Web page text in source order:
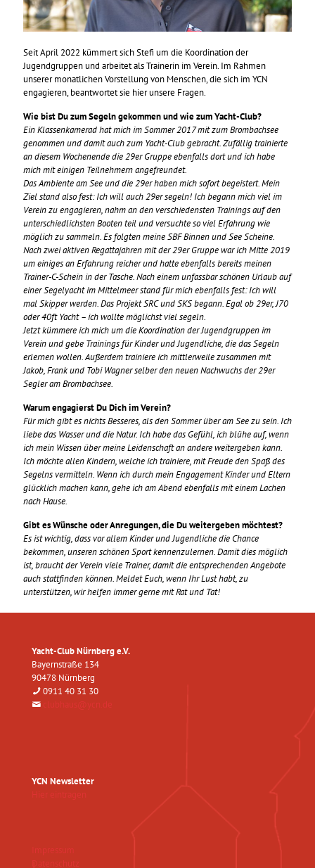
Seit April 2022 kümmert sich Stefi um die Koordination der
Jugendgruppen und arbeitet als Trainerin im Verein. Im Rahmen
unserer monatlichen Vorstellung von Menschen, die sich im YCN
engagieren, beantwortet sie hier unsere Fragen.
Wie bist Du zum Segeln gekommen und wie zum Yacht-Club?
Ein Klassenkamerad hat mich im Sommer 2017 mit zum Brombachsee
genommen und damit auch zum Yacht-Club gebracht. Zufällig trainierte
an diesem Wochenende die 29er Gruppe ebenfalls dort und ich habe
mich mit einigen Teilnehmern angefreundet.
Das Ambiente am See und die 29er haben mich sofort begeistert. Mein
Ziel stand also fest: Ich will auch 29er segeln! Ich begann mich viel im
Verein zu engagieren, nahm an den verschiedensten Trainings auf den
unterschiedlichsten Booten teil und versuchte so viel Erfahrung wie
möglich zu sammeln. Es folgten meine SBF Binnen und See Scheine.
Nach zwei aktiven Regattajahren mit der 29er Gruppe war ich Mitte 2019
um einiges an Erfahrung reicher und hatte ebenfalls bereits meinen
Trainer-C-Schein in der Tasche. Nach einem unfassbar schönen Urlaub auf
einer Segelyacht im Mittelmeer stand für mich ebenfalls fest: Ich will
mal Skipper werden. Das Projekt SRC und SKS begann. Egal ob 29er, J70
oder 40ft Yacht – ich wollte möglichst viel segeln.
Jetzt kümmere ich mich um die Koordination der Jugendgruppen im
Verein und gebe Trainings für Kinder und Jugendliche, die das Segeln
erlernen wollen. Außerdem trainiere ich mittlerweile zusammen mit
Jakob, Frank und Tobi Wagner selber den neuen Nachwuchs der 29er
Segler am Brombachsee.
Warum engagierst Du Dich im Verein?
Für mich gibt es nichts Besseres, als den Sommer über am See zu sein. Ich
liebe das Wasser und die Natur. Ich habe das Gefühl, ich blühe auf, wenn
ich mein Wissen über meine Leidenschaft an andere weitergeben kann.
Ich möchte allen Kindern, welche ich trainiere, mit Freude den Spaß des
Segelns vermitteln. Wenn ich durch mein Engagement Kinder und Eltern
glücklich machen kann, gehe ich am Abend ebenfalls mit einem Lachen
nach Hause.
Gibt es Wünsche oder Anregungen, die Du weitergeben möchtest?
Es ist wichtig, dass vor allem Kinder und Jugendliche die Chance
bekommen, unseren schönen Sport kennenzulernen. Damit dies möglich
ist, braucht der Verein viele Trainer, damit die entsprechenden Angebote
auch stattfinden können. Meldet Euch, wenn Ihr Lust habt, zu
unterstützen, wir helfen immer gerne mit Rat und Tat!
Yacht-Club Nürnberg e.V.
Bayernstraße 134
90478 Nürnberg
0911 40 31 30
clubhaus@ycn.de
YCN Newsletter
Hier eintragen
Impressum
Datenschutz